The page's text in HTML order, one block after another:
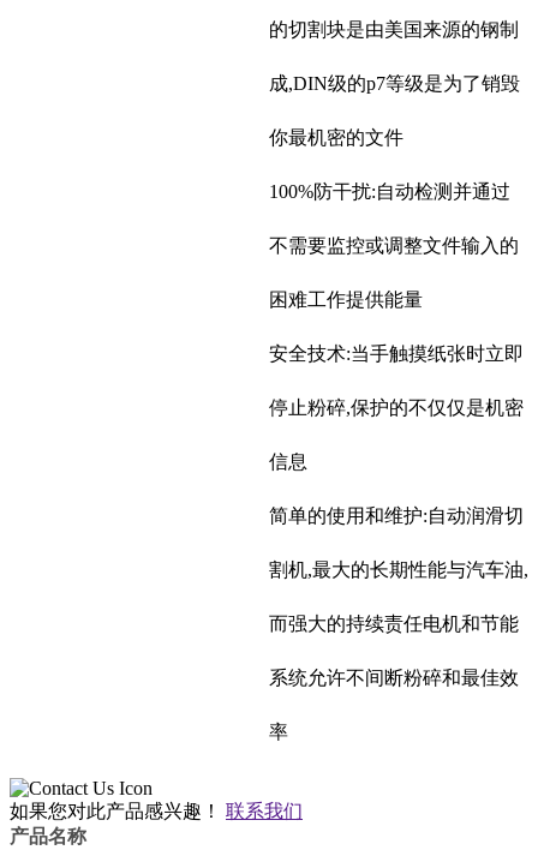
的切割块是由美国来源的钢制
成,DIN级的p7等级是为了销毁
你最机密的文件
100%防干扰:自动检测并通过
不需要监控或调整文件输入的
困难工作提供能量
安全技术:当手触摸纸张时立即
停止粉碎,保护的不仅仅是机密
信息
简单的使用和维护:自动润滑切
割机,最大的长期性能与汽车油,
而强大的持续责任电机和节能
系统允许不间断粉碎和最佳效
率
如果您对此产品感兴趣！ 联系我们
产品名称